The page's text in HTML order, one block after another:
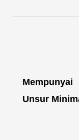
Mempunyai
Unsur